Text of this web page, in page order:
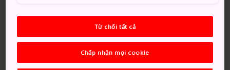
Bảo tàng chỉ cách Ga Masuda hơn một ki-lô-mét.
Có nhiều trạm xe buýt nằm trong phạm vi 500 m
quanh bảo tàng, nhưng cách dễ nhất là đi xe taxi từ
Từ chối tất cả
Chấp nhận mọi cookie